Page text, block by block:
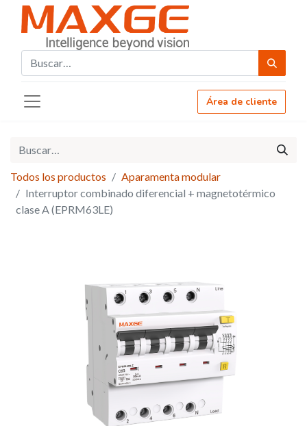
Área de cliente
Todos los productos
Aparamenta modular
Interruptor combinado diferencial + magnetotérmico
clase A (EPRM63LE)